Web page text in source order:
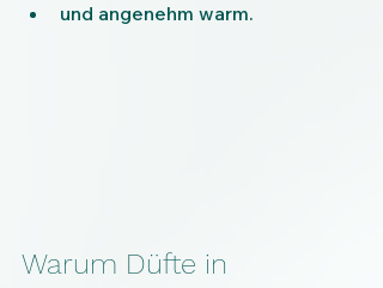
und angenehm warm.
Warum Düfte in